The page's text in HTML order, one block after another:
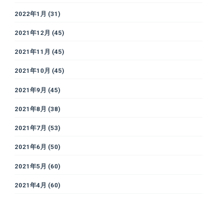
2022年1月 (31)
2021年12月 (45)
2021年11月 (45)
2021年10月 (45)
2021年9月 (45)
2021年8月 (38)
2021年7月 (53)
2021年6月 (50)
2021年5月 (60)
2021年4月 (60)